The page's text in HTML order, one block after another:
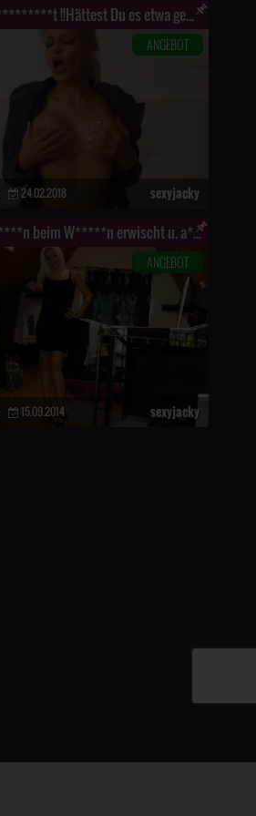
Dreist G**********t !!Hättest Du es etwa gemerkt ??
ANGEBOT
24.02.2018 sexyjacky
Meinen C****n beim W*****n erwischt u. a*******t!
ANGEBOT
15.09.2014 sexyjacky